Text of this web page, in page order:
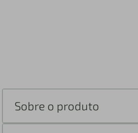
Sobre o produto